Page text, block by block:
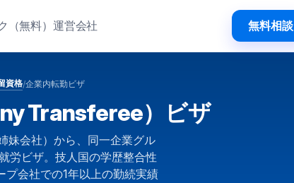
（無料） 運営会社 無料相談
資格/企業内転勤ビザ
Transferee）ビザ
妹会社）から、同一企業グル
労ビザ。技人国の学歴整合性
会社での1年以上の勤続実績